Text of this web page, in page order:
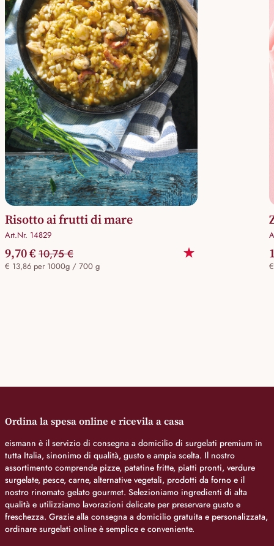
Risotto ai frutti di mare
Art.Nr. 14829
9,70 € 10,75 €
€ 13,86 per 1000g / 700 g
Ordina la spesa online e ricevila a casa
eismann è il servizio di consegna a domicilio di surgelati premium in
tutta Italia, sinonimo di qualità, gusto e ampia scelta. Il nostro
assortimento comprende pizze, patatine fritte, piatti pronti, verdure
surgelate, pesce, carne, alternative vegetali, prodotti da forno e il
nostro rinomato gelato gourmet. Selezioniamo ingredienti di alta
qualità e utilizziamo lavorazioni delicate per preservare gusto e
freschezza. Grazie alla consegna a domicilio gratuita e personalizzata,
ordinare surgelati online è semplice e conveniente.